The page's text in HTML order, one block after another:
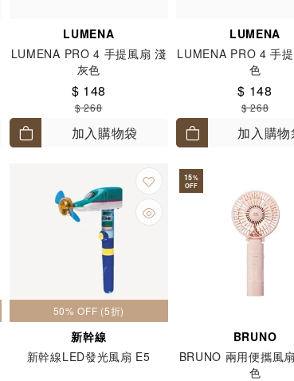
LUMENA
LUMENA PRO 4 手提風扇 淺
灰色
$ 148
$ 268
加入購物袋
LUMENA
LUMENA PRO 4 手
色
$ 148
$ 268
加入購物
50% OFF (5折)
新幹線
新幹線LED發光風扇 E5
15%
OFF
BRUNO
BRUNO 兩用便攜風
色